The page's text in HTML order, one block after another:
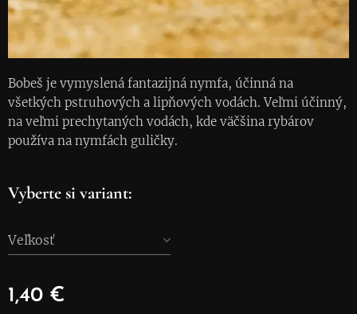
Bobeš je vymyslená fantazijná nymfa, účinná na
všetkých pstruhových a lipňových vodách. Veľmi účinný,
na veľmi prechytaných vodách, kde väčšina rybárov
používa na nymfách guličky.
Vyberte si variant:
Veľkosť
1,40 €